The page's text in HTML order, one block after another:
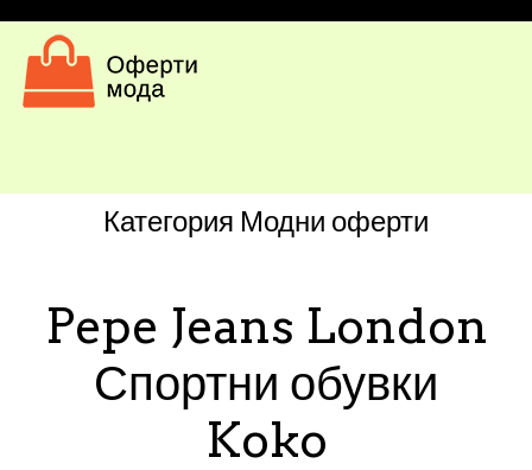
Категория Модни оферти
Pepe Jeans London
Спортни обувки
Koko